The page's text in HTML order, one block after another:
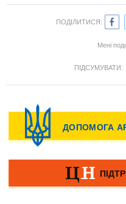
ПОДІЛИТИСЯ:
Мені
ПІДСУМУВАТИ: